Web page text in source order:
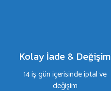
Kolay İade & Değişim
14 iş gün içerisinde iptal ve
değişim